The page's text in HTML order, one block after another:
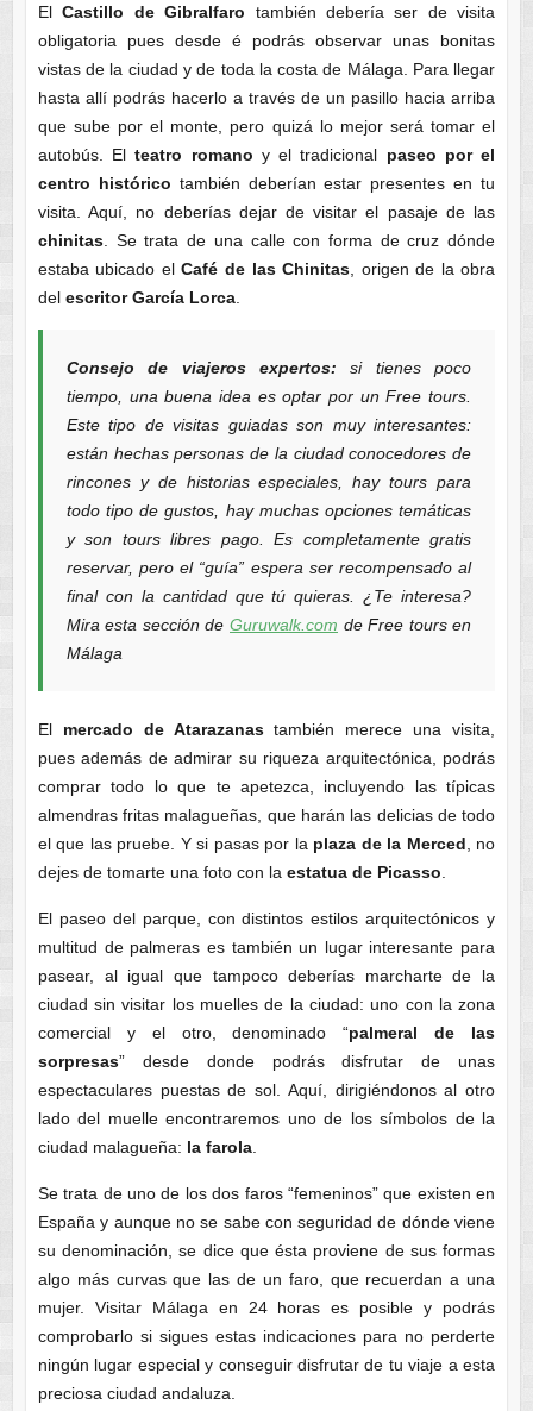
ElCastillo de Gibralfaro también debería ser de visita
obligatoria pues desde é podrás observar unas bonitas
vistas de la ciudad y de toda la costa de Málaga. Para llegar
hasta allí podrás hacerlo a través de un pasillo hacia arriba
que sube por el monte, pero quizá lo mejor será tomar el
autobús. Elteatro romano y el tradicional paseo por el
centro histórico también deberían estar presentes en tu
visita. Aquí, no deberías dejar de visitar el pasaje de las
chinitas. Se trata de una calle con forma de cruz dónde
estaba ubicado elCafé de las Chinitas , origen de la obra
del escritor García Lorca.
Consejo de viajeros expertos: si tienes poco
tiempo, una buena idea es optar por un Free tours.
Este tipo de visitas guiadas son muy interesantes:
están hechas personas de la ciudad conocedores de
rincones y de historias especiales, hay tours para
todo tipo de gustos, hay muchas opciones temáticas
y son tours libres pago. Es completamente gratis
reservar, pero el “guía” espera ser recompensado al
final con la cantidad que tú quieras. ¿Te interesa?
Mira esta sección de Guruwalk.com de Free tours en
Málaga
El mercado de Atarazanastambién merece una visita,
pues además de admirar su riqueza arquitectónica, podrás
comprar todo lo que te apetezca, incluyendo las típicas
almendras fritas malagueñas, que harán las delicias de todo
el que las pruebe. Y si pasas por la plaza de la Merced , no
dejes de tomarte una foto con la estatua de Picasso
El paseo del parque, con distintos estilos arquitectónicos y
multitud de palmeras es también un lugar interesante para
pasear, al igual que tampoco deberías marcharte de la
ciudad sin visitar los muelles de la ciudad: uno con la zona
comercial y el otro, denominado “palmeral de las
sorpresas” desde donde podrás disfrutar de unas
espectaculares puestas de sol. Aquí, dirigiéndonos al otro
lado del muelle encontraremos uno de los símbolos de la
ciudad malagueña: la farola.
Se trata de uno de los dos faros “femeninos” que existen en
España y aunque no se sabe con seguridad de dónde viene
su denominación, se dice que ésta proviene de sus formas
algo más curvas que las de un faro, que recuerdan a una
mujer. Visitar Málaga en 24 horas es posible y podrás
comprobarlo si sigues estas indicaciones para no perderte
ningún lugar especial y conseguir disfrutar de tu viaje a esta
preciosa ciudad andaluza.